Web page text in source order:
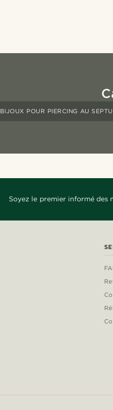
BIJOUX POUR PIERCING AU
Soyez le premier informé des